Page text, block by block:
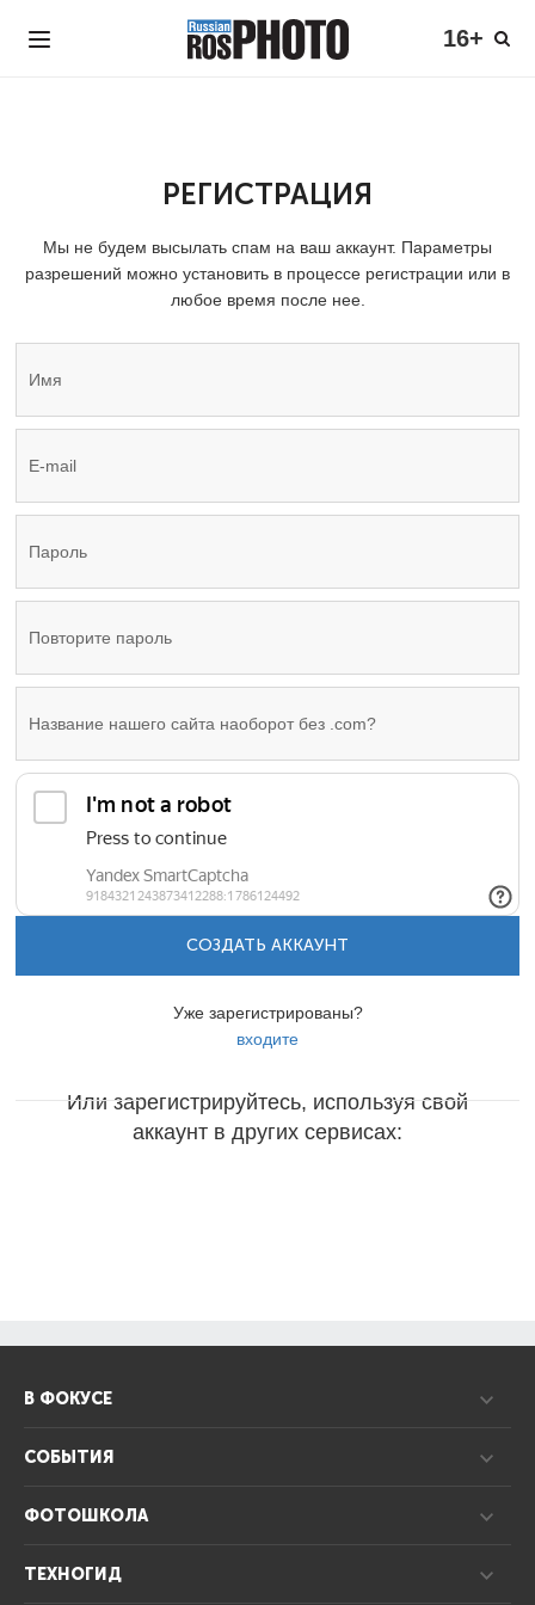
16+
РЕГИСТРАЦИЯ
Мы не будем высылать спам на ваш аккаунт. Параметры
разрешений можно установить в процессе регистрации или в
любое время после нее.
СОЗДАТЬ АККАУНТ
Уже зарегистрированы?
входите
Или зарегистрируйтесь, используя свой
аккаунт в других сервисах:
В ФОКУСЕ
СОБЫТИЯ
ФОТОШКОЛА
ТЕХНОГИД